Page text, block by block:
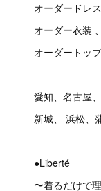
オーダードレ
オーダー衣装
オーダートッ
愛知、名古屋
新城、 浜松、
●Liberté
〜着るだけで